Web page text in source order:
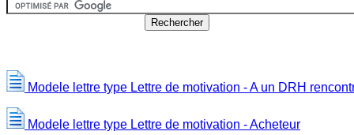
Modele lettre type Lettre de motivation - A un DRH
Modele lettre type Lettre de motivation - Acheteur